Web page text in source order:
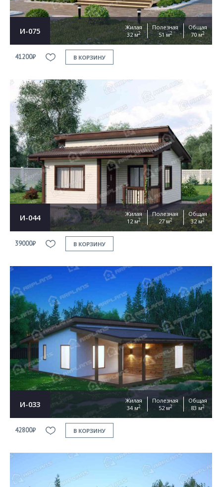
И-075
Жилая
32 м2
Полезная
51 м2
Общая
70 м2
41200₽ В КОРЗИНУ
И-044
Жилая
12 м2
Полезная
27 м2
Общая
32 м2
39000₽ В КОРЗИНУ
И-033
Жилая
34 м2
Полезная
52 м2
Общая
83 м2
42800₽ В КОРЗИНУ
ОТПРАВИТЬ